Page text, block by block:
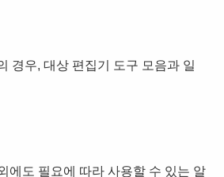
경우, 대상 편집기 도구 모음과 일
에도 필요에 따라 사용할 수 있는 알